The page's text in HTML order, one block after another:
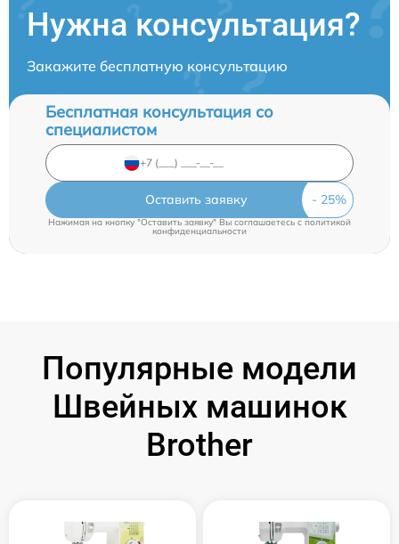
Нужна консультация?
Закажите бесплатную консультацию
Бесплатная консультация со
специалистом
Оставить заявку
Нажимая на кнопку "Оставить заявку" Вы соглашаетесь cполитикой
конфиденциальности
Популярные модели
Швейных машинок
Brother